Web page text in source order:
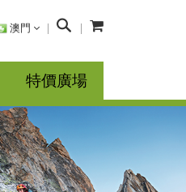
澳門
搜
特價廣場